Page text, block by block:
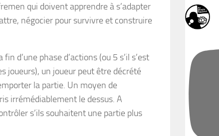
qui doivent apprendre à s’adapter
négocier pour survivre et construire
d’une phase d’actions (ou 5 s’il s’est
joueurs), un joueur peut être décrété
la partie. Un moyen de
irrémédiablement le dessus. A
s’ils souhaitent une partie plus